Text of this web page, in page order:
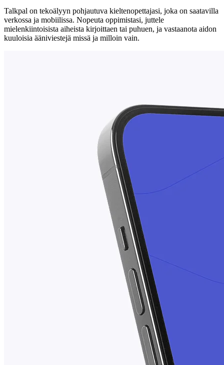
Talkpal on tekoälyyn pohjautuva kieltenopettajasi, joka on saatavilla
verkossa ja mobiilissa. Nopeuta oppimistasi, juttele
mielenkiintoisista aiheista kirjoittaen tai puhuen, ja vastaanota aidon
kuuloisia ääniviestejä missä ja milloin vain.